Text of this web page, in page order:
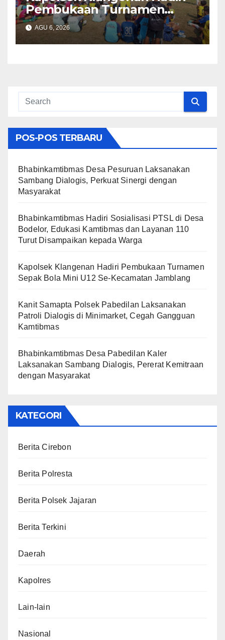
Pembukaan Turnamen
Sepak Bola Mini U12 Se-
Kecamatan Jamblang
AGU 6, 2026
POS-POS TERBARU
Bhabinkamtibmas Desa Pesuruan Laksanakan
Sambang Dialogis, Perkuat Sinergi dengan
Masyarakat
Bhabinkamtibmas Hadiri Sosialisasi PTSL di Desa
Bodelor, Edukasi Kamtibmas dan Layanan 110
Turut Disampaikan kepada Warga
Kapolsek Klangenan Hadiri Pembukaan Turnamen
Sepak Bola Mini U12 Se-Kecamatan Jamblang
Kanit Samapta Polsek Pabedilan Laksanakan
Patroli Dialogis di Minimarket, Cegah Gangguan
Kamtibmas
Bhabinkamtibmas Desa Pabedilan Kaler
Laksanakan Sambang Dialogis, Pererat Kemitraan
dengan Masyarakat
KATEGORI
Berita Cirebon
Berita Polresta
Berita Polsek Jajaran
Berita Terkini
Daerah
Kapolres
Lain-lain
Nasional